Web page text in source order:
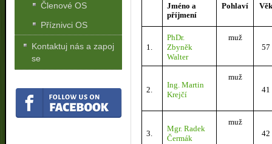
Jméno a
příjmení
Pohlaví Věk
1.
PhDr.
Zbyněk
Walter
muž
57
2.
Ing. Martin
Krejčí
muž
41
3.
Mgr. Radek
Čermák
muž
42
Členové OS
Příznivci OS
Kontaktuj nás a zapoj
se